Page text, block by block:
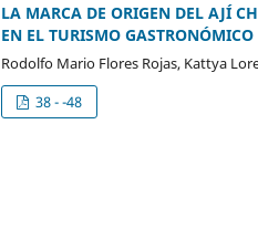
LA MARCA DE ORIGEN DEL AJÍ
EN EL TURISMO GASTRONÓMICO
Rodolfo Mario Flores Rojas, Kattya
38 - -48